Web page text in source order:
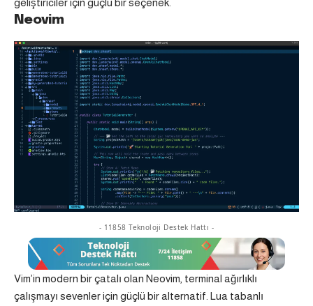
geliştiriciler için güçlü bir seçenek.
Neovim
- 11858 Teknoloji Destek Hattı -
Vim’in modern bir çatalı olan Neovim, terminal ağırlıklı
çalışmayı sevenler için güçlü bir alternatif. Lua tabanlı